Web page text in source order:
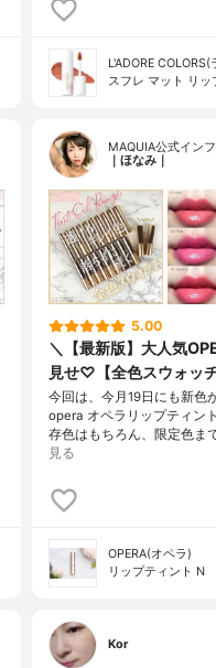
L'ADORE
スフレ マット リッ
MAQUIA公式イン
｜ほなみ｜
5.00
＼【最新版】大人気
見せ♡【全色スウォッ
今回は、今月19日にも新色
opera オペラリップティン
存色はもちろん、限定色ま
見る
OPERA(オペラ)
リップティント N
Kor